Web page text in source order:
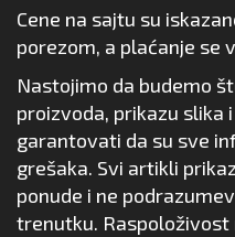
Cene na sajtu su
porezom, a plaćanje se
Nastojimo da budemo
proizvoda, prikazu slika
garantovati da su sve
grešaka. Svi artikli
ponude i ne
trenutku.